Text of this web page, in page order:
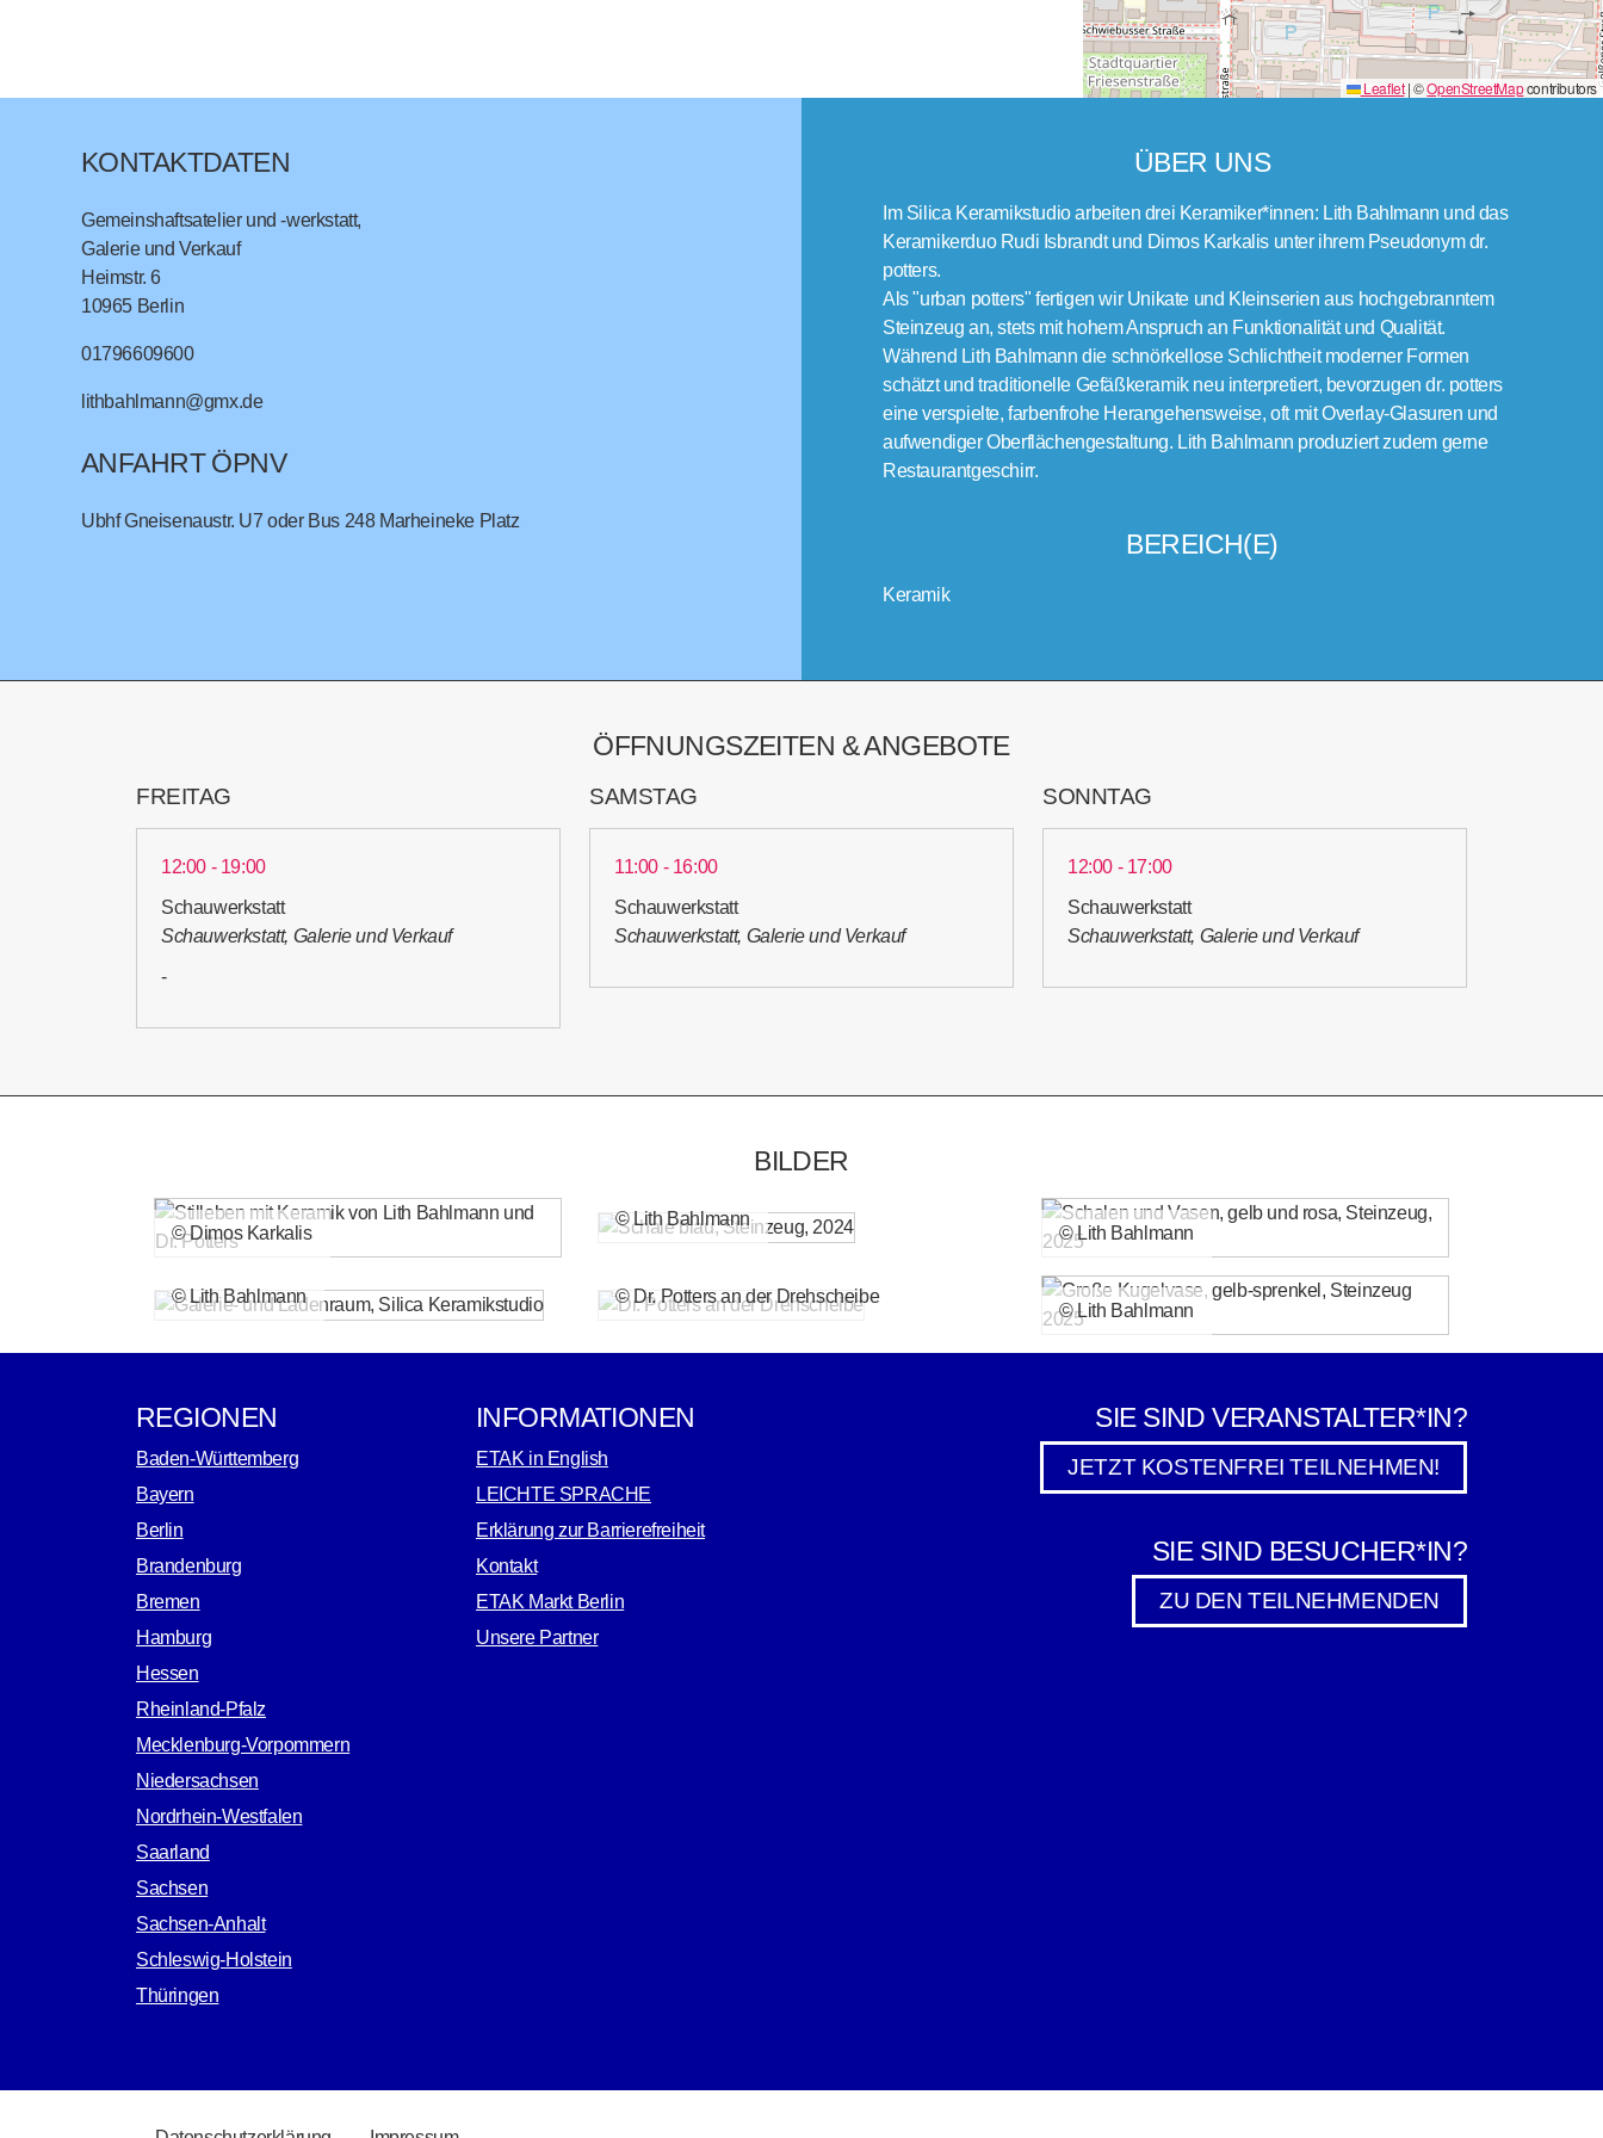
Leaflet |©OpenStreetMapcontributors
KONTAKTDATEN
Gemeinshaftsatelier und -werkstatt,
Galerie und Verkauf
Heimstr. 6
10965 Berlin
01796609600
lithbahlmann@gmx.de
ANFAHRT ÖPNV
Ubhf Gneisenaustr. U7 oder Bus 248 Marheineke Platz
ÜBER UNS
Im Silica Keramikstudio arbeiten drei Keramiker*innen: Lith Bahlmann und das
Keramikerduo Rudi Isbrandt und Dimos Karkalis unter ihrem Pseudonym dr.
potters.
Als "urban potters" fertigen wir Unikate und Kleinserien aus hochgebranntem
Steinzeug an, stets mit hohem Anspruch an Funktionalität und Qualität.
Während Lith Bahlmann die schnörkellose Schlichtheit moderner Formen
schätzt und traditionelle Gefäßkeramik neu interpretiert, bevorzugen dr. potters
eine verspielte, farbenfrohe Herangehensweise, oft mit Overlay-Glasuren und
aufwendiger Oberflächengestaltung. Lith Bahlmann produziert zudem gerne
Restaurantgeschirr.
BEREICH(E)
Keramik
ÖFFNUNGSZEITEN & ANGEBOTE
FREITAG
12:00 - 19:00
Schauwerkstatt
Schauwerkstatt, Galerie und Verkauf
-
SAMSTAG
11:00 - 16:00
Schauwerkstatt
Schauwerkstatt, Galerie und Verkauf
SONNTAG
12:00 - 17:00
Schauwerkstatt
Schauwerkstatt, Galerie und Verkauf
BILDER
© Dimos Karkalis
© Lith Bahlmann
© Lith Bahlmann
© Lith Bahlmann © Dr. Potters an der Drehscheibe
© Lith Bahlmann
REGIONEN
Baden-Württemberg
Bayern
Berlin
Brandenburg
Bremen
Hamburg
Hessen
Rheinland-Pfalz
Mecklenburg-Vorpommern
Niedersachsen
Nordrhein-Westfalen
Saarland
Sachsen
Sachsen-Anhalt
Schleswig-Holstein
Thüringen
INFORMATIONEN
ETAK in English
LEICHTE SPRACHE
Erklärung zur Barrierefreiheit
Kontakt
ETAK Markt Berlin
Unsere Partner
SIE SIND VERANSTALTER*IN?
JETZT KOSTENFREI TEILNEHMEN!
SIE SIND BESUCHER*IN?
ZU DEN TEILNEHMENDEN
RECHTLICHES